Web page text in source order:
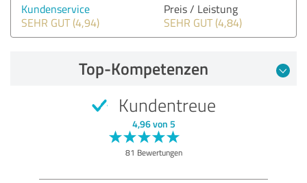
Kundenservice
SEHR GUT (4,94)
Preis / Leistung
SEHR GUT (4,84)
Top-Kompetenzen
Kundentreue
4,96 von 5
81 Bewertungen